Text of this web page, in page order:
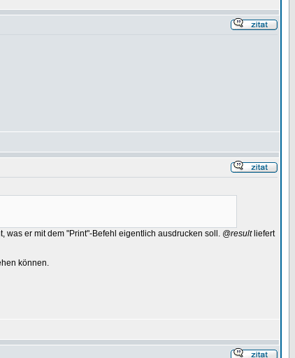
er mit dem "Print"-Befehl eigentlich ausdrucken soll. @resultliefert
können.